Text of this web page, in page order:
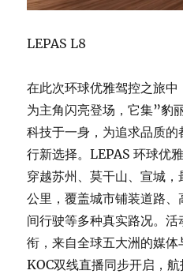
LEPAS L8
在此次环球优雅驾控之旅
为主角闪亮登场，它集”豹
科技于一身，为追求品质
行新选择。LEPAS 环球优
穿越苏州、莫干山、宣城
公里，覆盖城市铺装道路
间行驶等多种真实路况。
衔，来自全球五大洲的媒
KOC双线直播同步开启，